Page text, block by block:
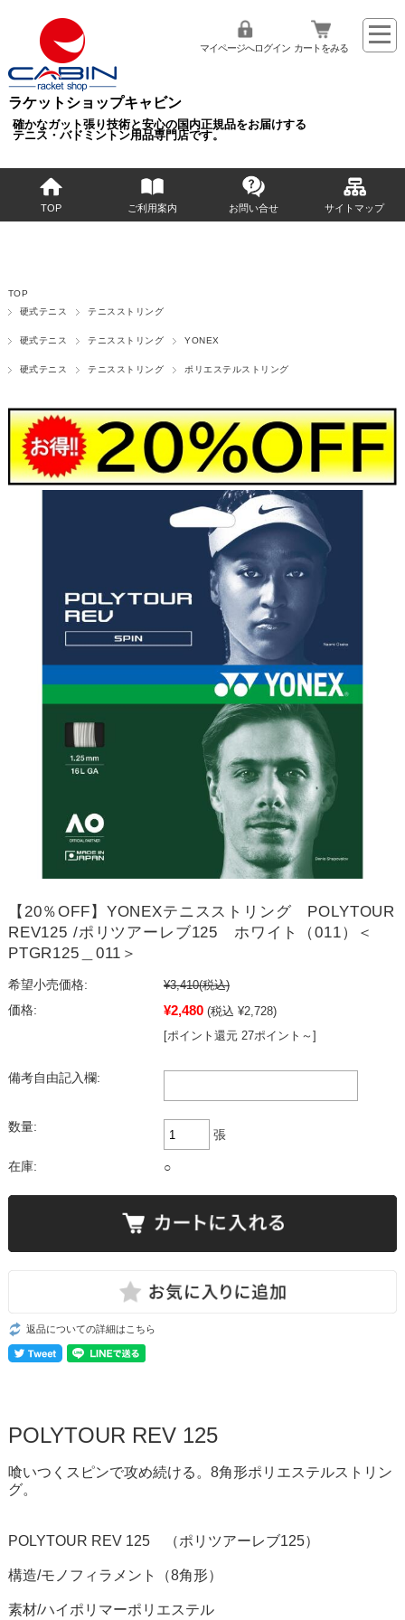
ラケットショップキャビン
確かなガット張り技術と安心の国内正規品をお届けする
テニス・バドミントン用品専門店です。
マイページへログイン カートをみる
TOP ご利用案内 お問い合せ サイトマップ
TOP
硬式テニス
テニスストリング
硬式テニス テニスストリング YONEX
硬式テニス テニスストリング ポリエステルストリング
【20％OFF】YONEXテニスストリング POLYTOUR
REV125 /ポリツアーレブ125 ホワイト（011）＜
PTGR125＿011＞
希望小売価格: ¥3,410(税込)
価格:
¥2,480 (税込 ¥2,728)
[ポイント還元 27ポイント～]
備考自由記入欄:
数量:
張
在庫: ○
返品についての詳細はこちら
POLYTOUR REV 125
喰いつくスピンで攻め続ける。 8角形ポリエステルストリン
グ。
POLYTOUR REV 125 （ポリツアーレブ125）
構造/モノフィラメント（8角形）
素材/ハイポリマーポリエステル